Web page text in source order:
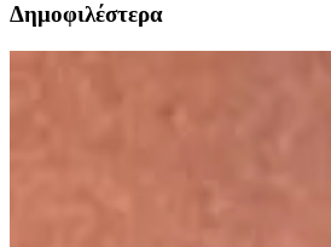
Δημοφιλέστερα